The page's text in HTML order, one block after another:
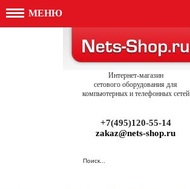
МЕНЮ
Интернет-магазин
сетового оборудования для
компьютерных и телефонных сетей
+7(495)120-55-14
zakaz@nets-shop.ru